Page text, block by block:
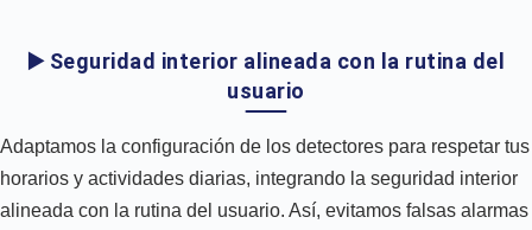
▶️ Seguridad interior alineada con la rutina del
usuario
Adaptamos la configuración de los detectores para respetar tus
horarios y actividades diarias, integrando la seguridad interior
alineada con la rutina del usuario. Así, evitamos falsas alarmas